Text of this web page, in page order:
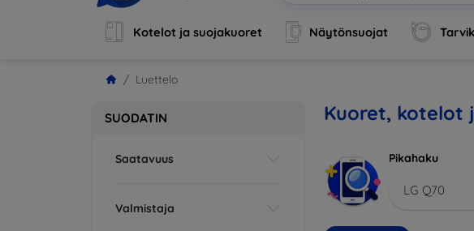
Kotelot ja suojakuoret Näytönsuojat
Luettelo
SUODATIN
Saatavuus
Valmistaja
Kuoret, kotelot
Pikahaku
LG Q70